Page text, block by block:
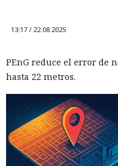
13:17 / 22.08.2025
PEnG reduce el error de
hasta 22 metros.